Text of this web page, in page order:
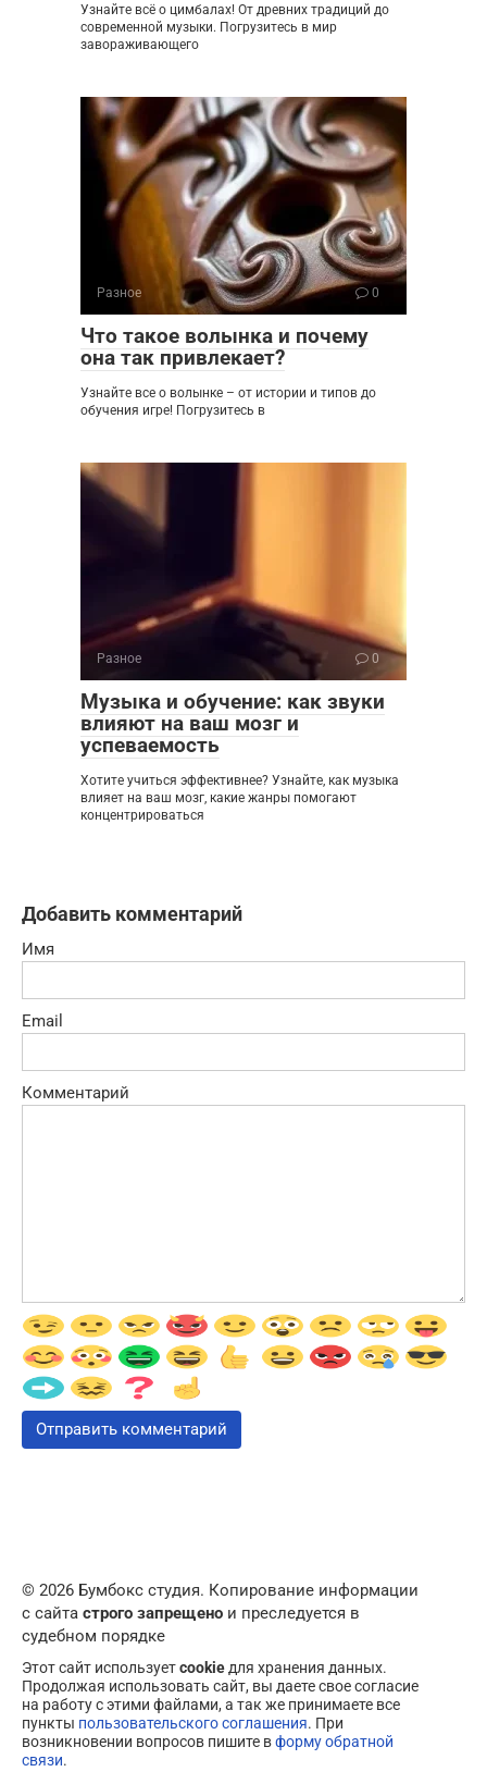
Узнайте всё о цимбалах! От древних традиций до
современной музыки. Погрузитесь в мир
завораживающего
Разное 0
Что такое волынка и почему
она так привлекает?
Узнайте все о волынке – от истории и типов до
обучения игре! Погрузитесь в
Разное 0
Музыка и обучение: как звуки
влияют на ваш мозг и
успеваемость
Хотите учиться эффективнее? Узнайте, как музыка
влияет на ваш мозг, какие жанры помогают
концентрироваться
Добавить комментарий
Имя
Email
Комментарий
© 2026 Бумбокс студия. Копирование информации
с сайта строго запрещено и преследуется в
судебном порядке
Этот сайт используетcookie для хранения данных.
Продолжая использовать сайт, вы даете свое согласие
на работу с этими файлами, а так же принимаете все
пункты пользовательского соглашения. При
возникновении вопросов пишите вформу обратной
связи.